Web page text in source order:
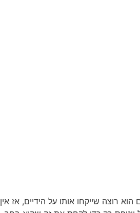
רוצה שייקחו אותו על הידיים, אז אין